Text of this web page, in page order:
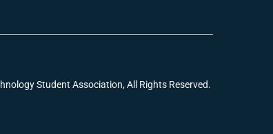
Student Association, All Rights Reserved.